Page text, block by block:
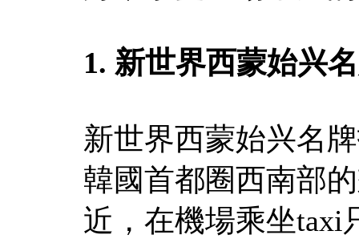
1. 新世界西蒙始兴
新世界西蒙始兴名
韓國首都圈西南部
近，在機場乘坐taxi